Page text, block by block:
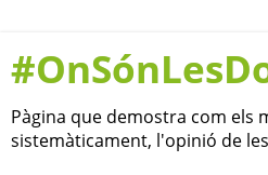
Pàgina que demostra com els
sistemàticament, l'opinió de